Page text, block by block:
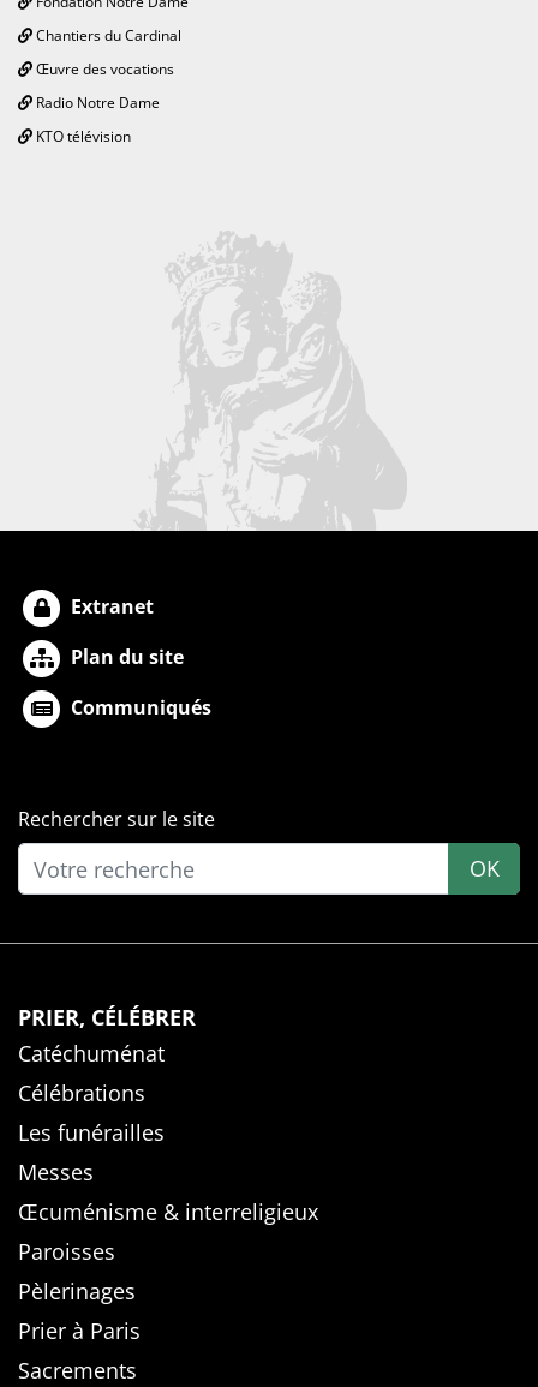
Chantiers du Cardinal
Œuvre des vocations
Radio Notre Dame
KTO télévision
Extranet
Plan du site
Communiqués
Rechercher sur le site
OK
PRIER, CÉLÉBRER
Catéchuménat
Célébrations
Les funérailles
Messes
Œcuménisme & interreligieux
Paroisses
Pèlerinages
Prier à Paris
Sacrements